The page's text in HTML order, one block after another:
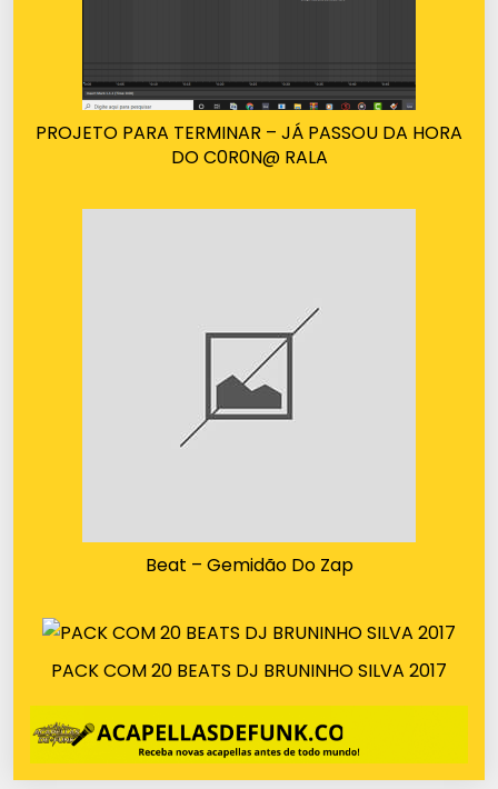
PROJETO PARA TERMINAR – JÁ PASSOU DA HORA
DO C0R0N@ RALA
Beat – Gemidão Do Zap
PACK COM 20 BEATS DJ BRUNINHO SILVA 2017